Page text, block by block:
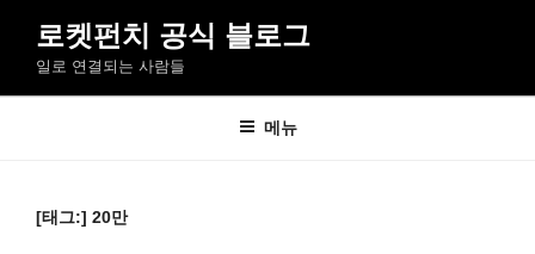
로
로켓펀치 공식 블로그
일로 연결되는 사람들
메뉴
[태그:] 20만